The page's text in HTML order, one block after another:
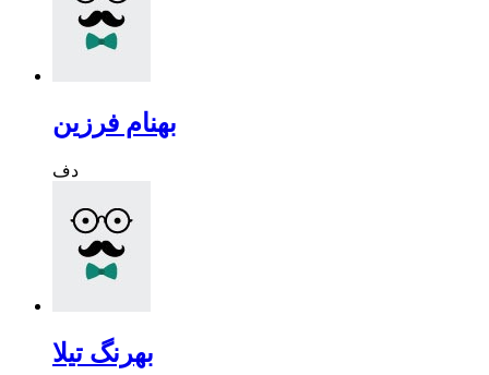
بهنام فرزین
دف
بهرنگ تیلا